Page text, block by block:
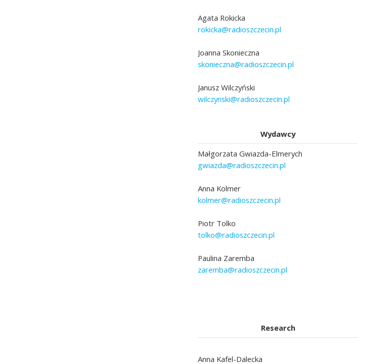
Agata Rokicka
rokicka@radioszczecin.pl
Joanna Skonieczna
skonieczna@radioszczecin.pl
Janusz Wilczyński
wilczynski@radioszczecin.pl
Wydawcy
Małgorzata Gwiazda-Elmerych
gwiazda@radioszczecin.pl
Anna Kolmer
kolmer@radioszczecin.pl
Piotr Tolko
tolko@radioszczecin.pl
Paulina Zaremba
zaremba@radioszczecin.pl
Research
Anna Kafel-Dalecka